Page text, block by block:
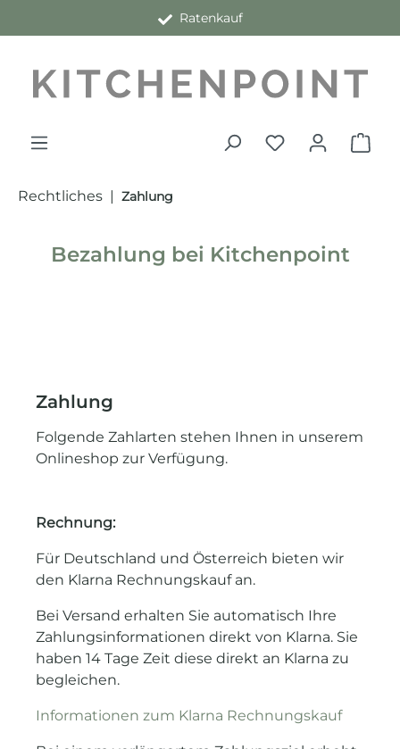
Ratenkauf
Rechtliches | Zahlung
Bezahlung bei Kitchenpoint
Zahlung
Folgende Zahlarten stehen Ihnen in unserem
Onlineshop zur Verfügung.
Rechnung:
Für Deutschland und Österreich bieten wir
den Klarna Rechnungskauf an.
Bei Versand erhalten Sie automatisch Ihre
Zahlungsinformationen direkt von Klarna. Sie
haben 14 Tage Zeit diese direkt an Klarna zu
begleichen.
Informationen zum Klarna Rechnungskauf